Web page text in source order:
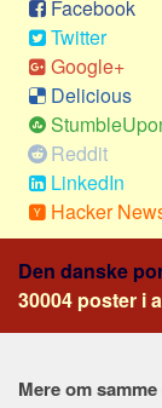
Alle
Aspekter
Køb og salg
Økonomi
Jura og regler
Skatter og afgifter
Statistik
Praktisk
Alle
Facebook
Twitter
Google+
Delicious
Reddit
LinkedIn
Hacker
Den danske
30004 poster i
Mere om